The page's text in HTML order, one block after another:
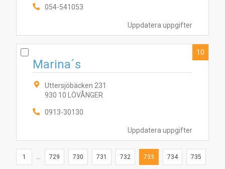
Uppdatera uppgifter
054-541053
Uppdatera uppgifter
Marina´s
Uttersjöbäcken 231
930 10 LÖVÅNGER
0913-30130
10
1 ... 729 730 731 732 733 734 735